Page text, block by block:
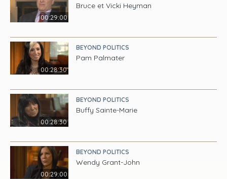
00:29:00
Bruce et Vicki Heyman
00:28:30
BEYOND POLITICS
Pam Palmater
00:28:30
BEYOND POLITICS
Buffy Sainte-Marie
00:29:00
BEYOND POLITICS
Wendy Grant-John